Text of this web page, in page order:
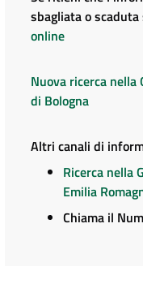
sbagliata o scaduta
online
Nuova ricerca nella
di Bologna
Altri canali di
Ricerca nella
Emilia
Chiama il